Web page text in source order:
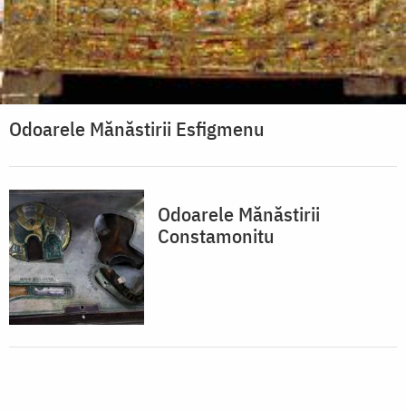
Odoarele Mănăstirii Esfigmenu
Odoarele Mănăstirii
Constamonitu